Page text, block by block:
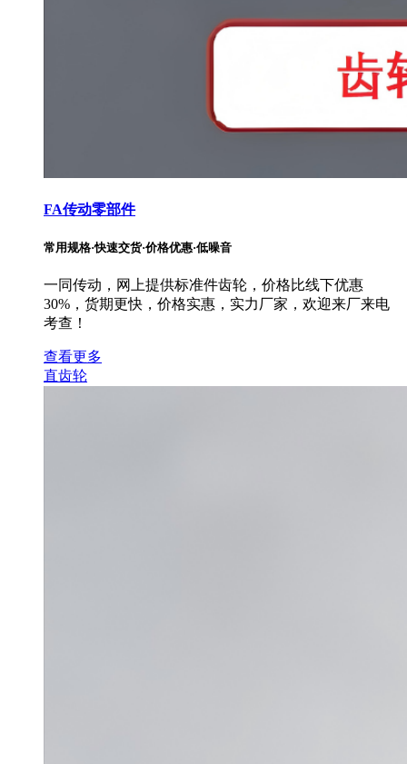
FA传动零部件
常用规格·快速交货·价格优惠·低噪音
一同传动，网上提供标准件齿轮，价格比线下优惠
30%，货期更快，价格实惠，实力厂家，欢迎来厂来电
考查！
查看更多
直齿轮